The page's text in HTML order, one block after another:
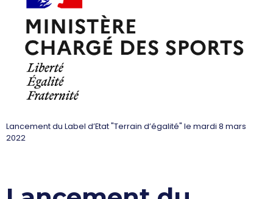
Lancement du Label d’Etat "Terrain d’égalité" le mardi 8 mars
2022